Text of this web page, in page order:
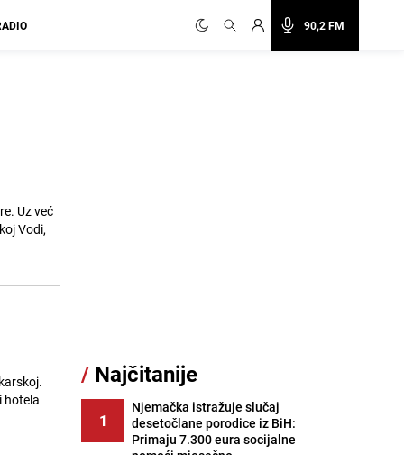
90,2 FM
Uz već
Vodi,
hotela
/ Najčitanije
1
Njemačka istražuje slučaj
desetočlane porodice iz BiH:
Primaju 7.300 eura socijalne